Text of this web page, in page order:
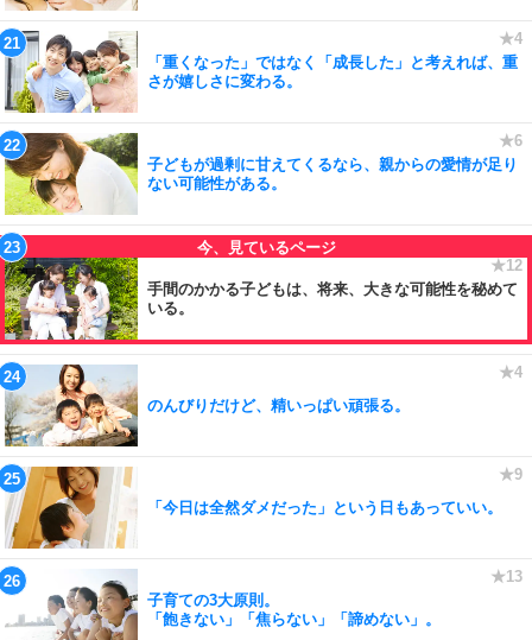
「重くなった」ではなく「成長した」と考えれば、重
さが嬉しさに変わる。
子どもが過剰に甘えてくるなら、親からの愛情が足り
ない可能性がある。
手間のかかる子どもは、将来、大きな可能性を秘めて
いる。
のんびりだけど、精いっぱい頑張る。
「今日は全然ダメだった」という日もあっていい。
子育ての3大原則。
「飽きない」「焦らない」「諦めない」。